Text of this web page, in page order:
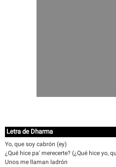
Letra de Dharma
Yo, que soy cabrón (ey)
¿Qué hice pa' merecerte? (¿Qué hice yo,
Unos me llaman ladrón